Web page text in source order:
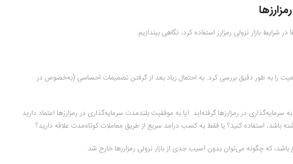
رمز‌ارز‌ها
شرایط بازار نزولی رمز‌ارز استفاده کرد، نگاهی بیندازیم.
را به طور دقیق بررسی کرد. به احتمال زیاد بعد از گرفتن تصمیمات احساسی (به‌خصوص در
در رمز‌ارز‌ها گرفته‌اید. آیا به موفقیت بلندمدت سرمایه‌گذاری در رمز‌ارز‌ها اعتماد دارید
استفاده کنید؟ یا فقط به کسب درآمد سریع از طریق معاملات کوتاه‌مدت علاقه دارید؟
که چگونه می‌توان بدون آسیب جدی از بازار نزولی رمزارزها خارج شد.